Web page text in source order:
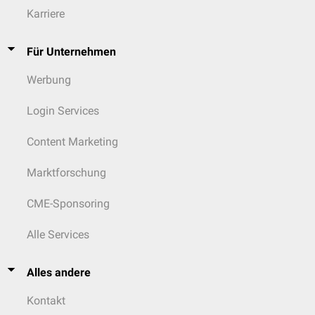
Karriere
Für Unternehmen
Werbung
Login Services
Content Marketing
Marktforschung
CME-Sponsoring
Alle Services
Alles andere
Kontakt